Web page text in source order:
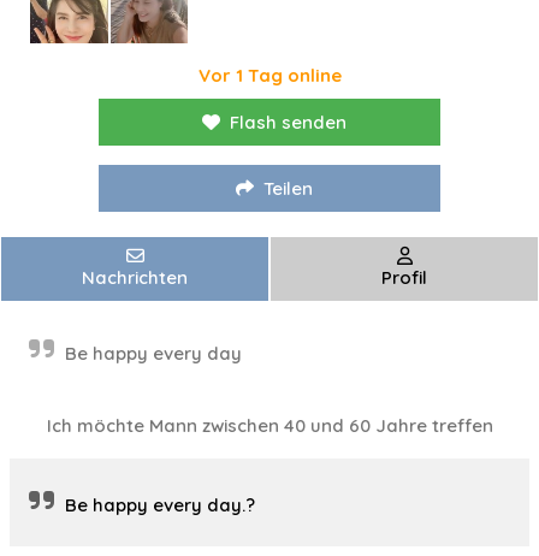
Vor 1 Tag online
Flash senden
Teilen
Nachrichten Profil
Be happy every day
Ich möchte Mann zwischen 40 und 60 Jahre treffen
Be happy every day.?